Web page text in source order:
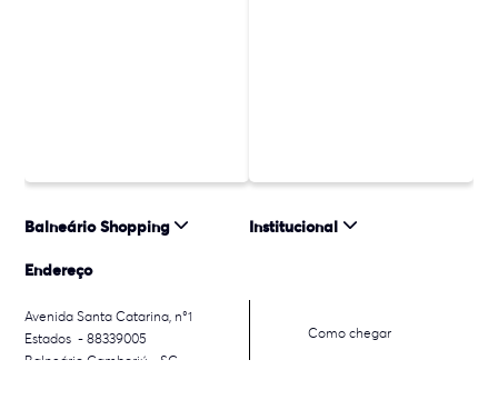
Balneário Shopping Institucional
Endereço
Avenida Santa Catarina, n°1
Estados - 88339005
Balneário Camboriú - SC
Como chegar